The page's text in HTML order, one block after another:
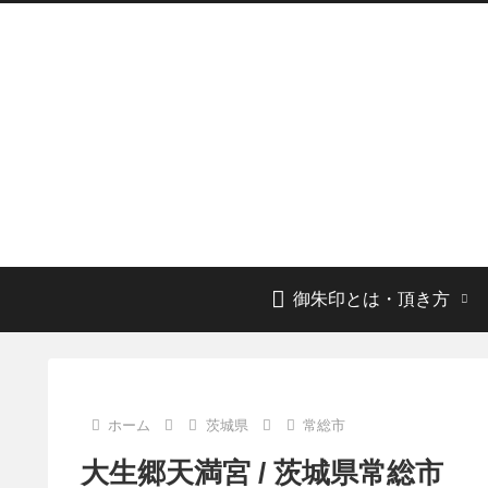
御朱印とは・頂き方
ホーム 茨城県 常総市
大生郷天満宮 / 茨城県常総市